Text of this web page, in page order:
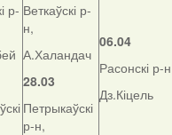
р- Веткаўскі р-
н,
А.Халандач
28.03
Петрыкаўскі
р-н,
06.04
Расонскі р-
Дз.Кіцель